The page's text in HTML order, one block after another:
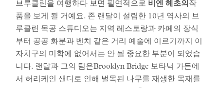
브루클린을 여행하다 보면 필연적으로 비엔 헤초의 작
품을 보게 될 거예요. 존 랜달이 설립한 10년 역사의 브
루클린 목공 스튜디오는 지역 레스토랑과 카페의 장식
부터 공공 화분과 벤치 같은 거리 예술에 이르기까지 이
자치구의 미학에 없어서는 안 될 중요한 부분이 되었습
니다. 랜달과 그의 팀은Brooklyn Bridge 보타닉 가든에
서 허리케인 샌디로 인해 벌목된 나무를 재생한 목재를